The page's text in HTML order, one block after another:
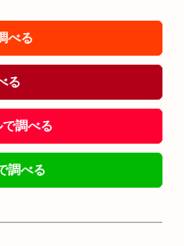
べる
る
調べる
調べる